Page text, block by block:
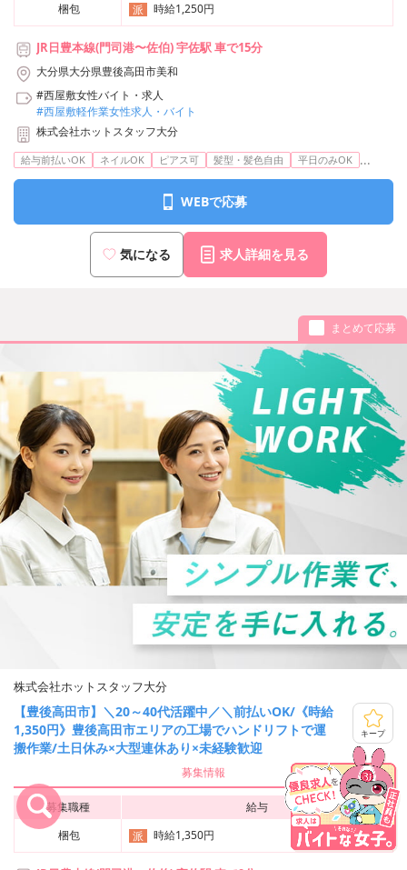
梱包
派 時給1,250円
JR日豊本線(門司港〜佐伯) 宇佐駅 車で15分
大分県大分県豊後高田市美和
#西屋敷女性バイト・求人
#西屋敷軽作業女性求人・バイト
株式会社ホットスタッフ大分
給与前払いOK ネイルOK ピアス可 髪型・髪色自由 平日のみOK ...
WEBで応募
気になる 求人詳細を見る
まとめて応募
株式会社ホットスタッフ大分
【豊後高田市】＼20～40代活躍中／＼前払いOK/《時給
1,350円》豊後高田市エリアの工場でハンドリフトで運
搬作業/土日休み×大型連休あり×未経験歓迎
キープ
募集情報
募集職種
給与
梱包
派 時給1,350円